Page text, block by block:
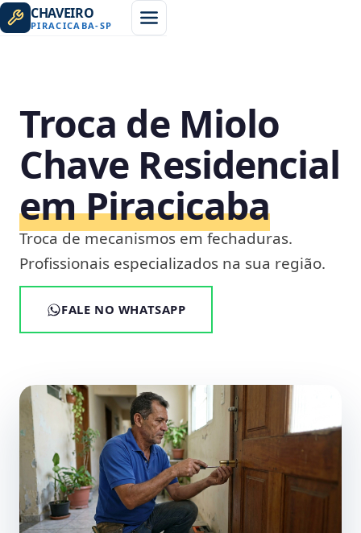
CHAVEIRO
PIRACICABA-SP
Troca de Miolo
Chave Residencial
em Piracicaba
Troca de mecanismos em fechaduras.
Profissionais especializados na sua região.
FALE NO WHATSAPP